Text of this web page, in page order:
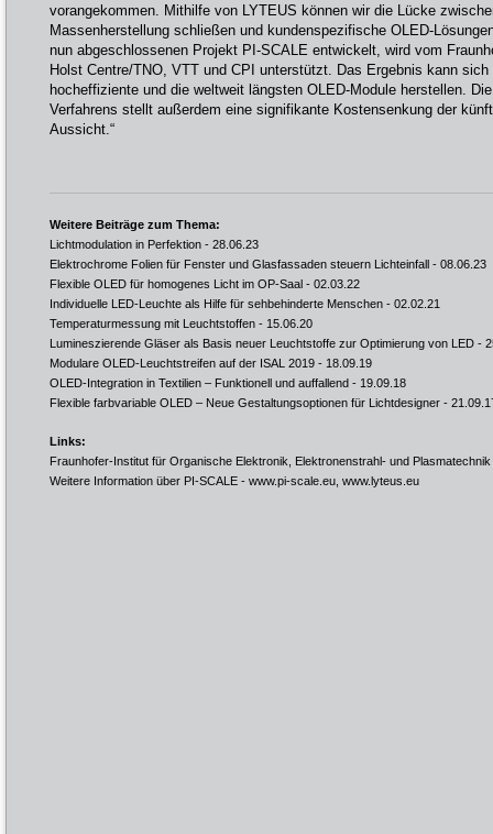
vorangekommen. Mithilfe von LYTEUS können wir die Lücke
Massenherstellung schließen und kundenspezifische OLED-
nun abgeschlossenen Projekt PI-SCALE entwickelt, wird vom
Holst Centre/TNO, VTT und CPI unterstützt. Das Ergebnis kann
hocheffiziente und die weltweit längsten OLED-Module herstellen.
Verfahrens stellt außerdem eine signifikante Kostensenkung der
Aussicht.“
Weitere Beiträge zum Thema:
Lichtmodulation in Perfektion - 28.06.23
Elektrochrome Folien für Fenster und Glasfassaden steuern Lichteinfall - 08.06.23
Flexible OLED für homogenes Licht im OP-Saal - 02.03.22
Individuelle LED-Leuchte als Hilfe für sehbehinderte Menschen - 02.02.21
Temperaturmessung mit Leuchtstoffen - 15.06.20
Lumineszierende Gläser als Basis neuer Leuchtstoffe zur Optimierung von LED -
Modulare OLED-Leuchtstreifen auf der ISAL 2019 - 18.09.19
OLED-Integration in Textilien – Funktionell und auffallend - 19.09.18
Flexible farbvariable OLED – Neue Gestaltungsoptionen für Lichtdesigner -
Links:
Fraunhofer-Institut für Organische Elektronik, Elektronenstrahl- und
Weitere Information über PI-SCALE - www.pi-scale.eu www.lyteus.eu